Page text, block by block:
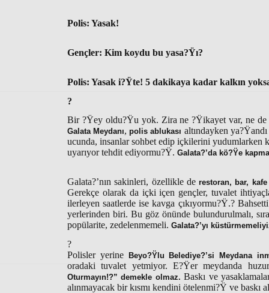
Polis: Yasak!
Gençler: Kim koydu bu yasa?Ÿı?
Polis: Yasak i?Ÿte! 5 dakikaya kadar kalkın
?
Bir ?Ÿey oldu?Ÿu yok. Zira ne ?Ÿikayet var, ne
Galata Meydanı,polis ablukası altındayken
ucunda, insanlar sohbet edip içkilerini
uyarıyor tehdit ediyormu?Ÿ. Galata?’da kö?Ÿe
Galata?’nın sakinleri, özellikle de restoran, bar, kafe
Gerekçe olarak da içki içen gençler, tuvalet
ilerleyen saatlerde ise kavga çıkıyormu?Ÿ.?
yerlerinden biri. Bu göz önünde bulundurulmalı,
popülarite, zedelenmemeli. Galata?’yı
?
Polisler yerine
Beyo?Ÿlu Belediye?’si Meydana
oradaki tuvalet yetmiyor. E?Ÿer meydanda
Oturmayın!?” demekle olmaz. Baskı ve
alınmayacak bir kısmı kendini ötelenmi?Ÿ ve baskı